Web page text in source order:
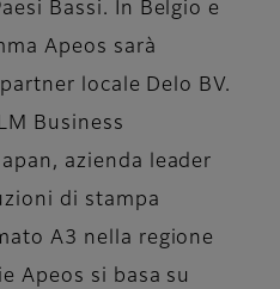
Bassi. In Belgio e
Apeos sarà
locale Delo BV.
Business
azienda leader
di stampa
A3 nella regione
Apeos si basa su